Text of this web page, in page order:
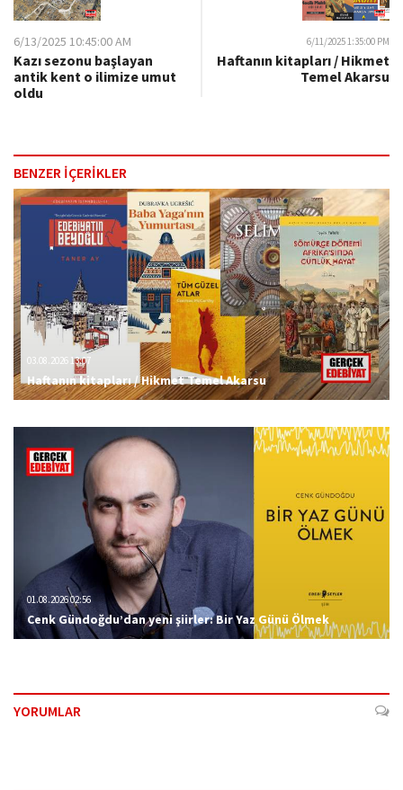
6/13/2025 10:45:00 AM
Kazı sezonu başlayan
antik kent o ilimize umut
oldu
6/11/2025 1:35:00 PM
Haftanın kitapları / Hikmet
Temel Akarsu
BENZER İÇERİKLER
03.08.2026 13:07
Haftanın kitapları / Hikmet Temel Akarsu
01.08.2026 02:56
Cenk Gündoğdu’dan yeni şiirler: Bir Yaz Günü Ölmek
YORUMLAR